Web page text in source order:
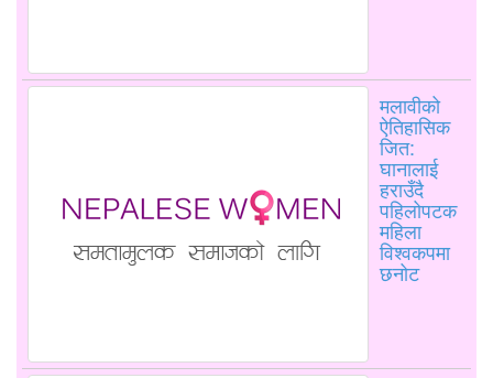
मलावीको
ऐतिहासिक
जित:
घानालाई
हराउँदै
पहिलोपटक
महिला
विश्वकपमा
छनोट